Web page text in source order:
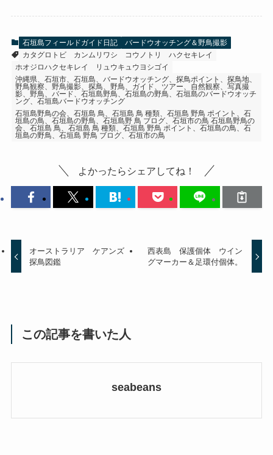
石垣島フィールドガイド日記
バードウオッチング＆野鳥撮影
カタグロトビ
カンムリワシ コウノトリ
ハクセキレイ
ホオジロハクセキレイ
リュウキュウヨシゴイ
沖縄県、石垣市、石垣島、バードウオッチング、探鳥ポイント、探鳥地、
野鳥観察、野鳥撮影、探鳥、野鳥、ガイド、ツアー、自然観察、写真撮
影、野鳥、バード、石垣島野鳥、石垣島の野鳥、石垣島のバードウオッチ
ング、石垣島バードウオッチング
石垣島野鳥の会、石垣島 鳥、石垣島 鳥 種類、石垣島 野鳥 ポイント、石
垣島の鳥、石垣島の野鳥、石垣島野 鳥 ブログ、石垣市の鳥 石垣島野鳥の
会、石垣島 鳥、石垣島 鳥 種類、石垣島 野鳥 ポイント、石垣島の鳥、石
垣島の野鳥、石垣島 野鳥 ブログ、石垣市の鳥
よかったらシェアしてね！
オーストラリア ケアンズ
探鳥図鑑
西表島 保護個体 ウイン
グマーカー＆足環付個体。
この記事を書いた人
seabeans